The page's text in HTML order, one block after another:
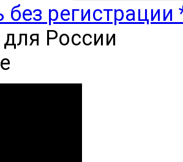
без регистрации
России